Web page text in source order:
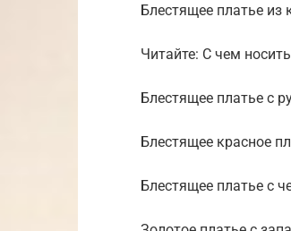
Блестящее платье из
Читайте: С чем
Блестящее платье с
Блестящее красное
Блестящее платье с